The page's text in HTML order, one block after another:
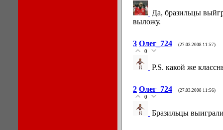
Да, бразильцы
выложу.
3 Олег_724 (27.03.2008 11:57)
0
P.S. какой же
2 Олег_724 (27.03.2008 11:56)
0
Бразильцы